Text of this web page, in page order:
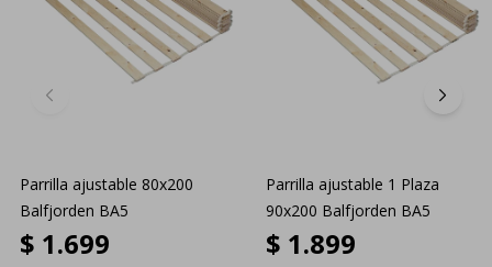
Parrilla ajustable 80x200
Balfjorden BA5
$ 1.699
Parrilla ajustable 1 Plaza
90x200 Balfjorden BA5
$ 1.899